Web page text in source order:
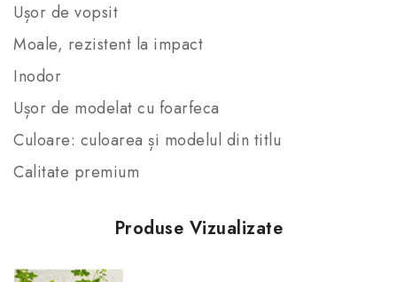
Ușor de vopsit
Moale, rezistent la impact
Inodor
Ușor de modelat cu foarfeca
Culoare: culoarea și modelul din titlu
Calitate premium
Produse Vizualizate